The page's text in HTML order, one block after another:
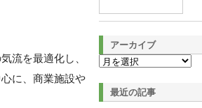
流を最適化し、
に、商業施設や
アーカイブ
最近の記事